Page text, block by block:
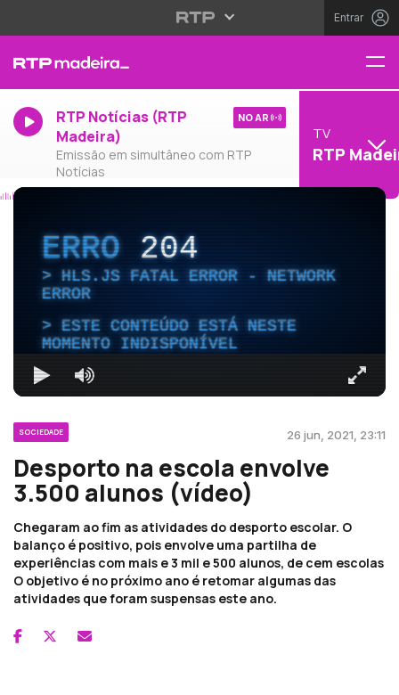
Entrar
RTP Notícias (RTP
Madeira)
Emissão em simultâneo com RTP
Notícias
NO AR
TV
RTP
ERRO204
HLS.JS FATAL ERROR - NETWORK
ERROR
ESTE CONTEÚDO ESTÁ NESTE
MOMENTO INDISPONÍVEL
SOCIEDADE 26 jun, 2021, 23:11
Desporto na escola envolve
3.500 alunos (vídeo)
Chegaram ao fim as atividades do desporto escolar. O
balanço é positivo, pois envolve uma partilha de
experiências com mais e 3 mil e 500 alunos, de cem escolas
O objetivo é no próximo ano é retomar algumas das
atividades que foram suspensas este ano.